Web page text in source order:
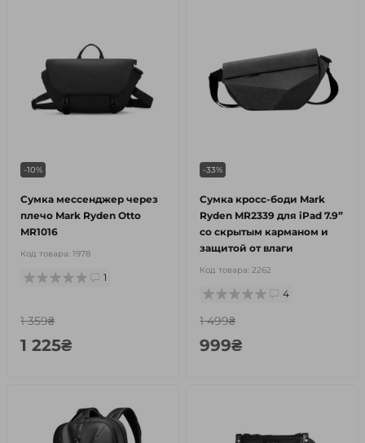
-10%
Сумка мессенджер через
плечо Mark Ryden Otto
MR1016
Код товара: 1978
1
1 359₴
1 225₴
-33%
Сумка кросс-боди Mark
Ryden MR2339 для iPad 7.9”
со скрытым карманом и
защитой от влаги
Код товара: 2262
4
1 499₴
999₴